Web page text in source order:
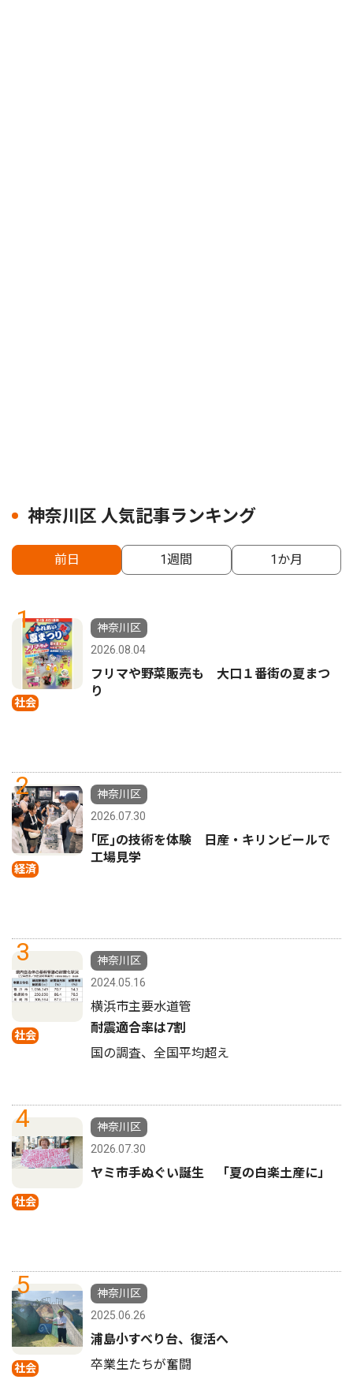
神奈川区 人気記事ランキング
前日 1週間 1か月
1
社会
神奈川区
2026.08.04
フリマや野菜販売も 大口１番街の夏まつ
り
2
経済
神奈川区
2026.07.30
｢匠｣の技術を体験 日産・キリンビールで
工場見学
3
社会
神奈川区
2024.05.16
横浜市主要水道管
耐震適合率は7割
国の調査、全国平均超え
4
社会
神奈川区
2026.07.30
ヤミ市手ぬぐい誕生 「夏の白楽土産に」
5
社会
神奈川区
2025.06.26
浦島小すべり台、復活へ
卒業生たちが奮闘